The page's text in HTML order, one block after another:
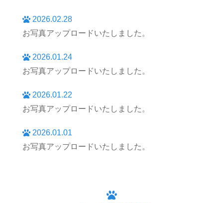
2026.02.28
お写真アップロードいたしました。
2026.01.24
お写真アップロードいたしました。
2026.01.22
お写真アップロードいたしました。
2026.01.01
お写真アップロードいたしました。